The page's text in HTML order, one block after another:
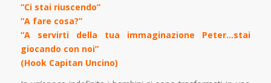
“Ci stai riuscendo”
“A fare cosa?”
“A servirti della tua immaginazione Peter…stai
giocando con noi”
(Hook Capitan Uncino)